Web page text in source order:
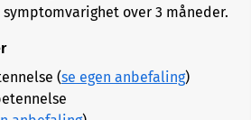
over 3 måneder.
(se egen anbefaling)